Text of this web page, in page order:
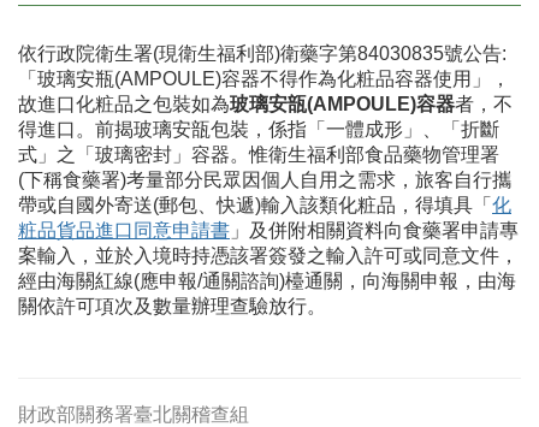
依行政院衛生署(現衛生福利部)衛藥字第84030835號公告:
「玻璃安瓶(AMPOULE)容器不得作為化粧品容器使用」，
故進口化粧品之包裝如為玻璃安瓿(AMPOULE)容器者，不
得進口。前揭玻璃安瓿包裝，係指「一體成形」、「折斷
式」之「玻璃密封」容器。惟衛生福利部食品藥物管理署
(下稱食藥署)考量部分民眾因個人自用之需求，旅客自行攜
帶或自國外寄送(郵包、快遞)輸入該類化粧品，得填具「 化
粧品貨品進口同意申請書 」及併附相關資料向食藥署申請專
案輸入，並於入境時持憑該署簽發之輸入許可或同意文件，
經由海關紅線(應申報/通關諮詢)檯通關，向海關申報，由海
關依許可項次及數量辦理查驗放行。
財政部關務署臺北關稽查組